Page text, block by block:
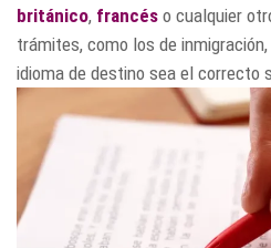
británico, francés o cualquier
trámites, como los de
idioma de destino sea el correcto